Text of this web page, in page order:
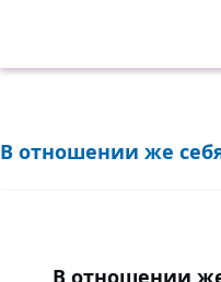
В отношении же
В отношении